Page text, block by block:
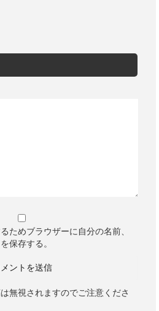
ためブラウザーに自分の名前、
保存する。
無視されますのでご注意くださ